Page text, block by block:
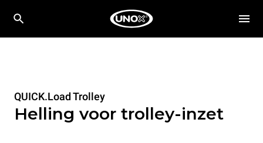
QUICK.Load Trolley
Helling voor trolley-inzet